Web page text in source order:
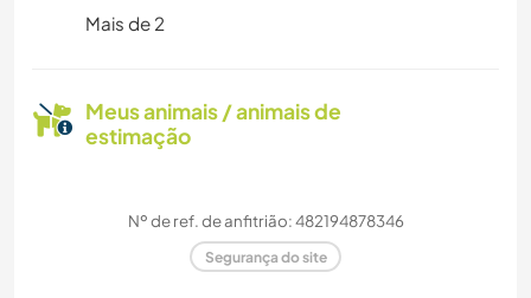
Mais de 2
Meus animais / animais de
estimação
Nº de ref. de anfitrião: 482194878346
Segurança do site